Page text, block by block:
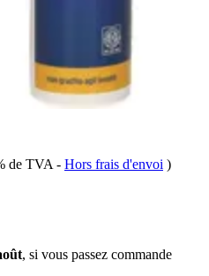
de TVA - Hors frais d'envoi )
, si vous passez commande